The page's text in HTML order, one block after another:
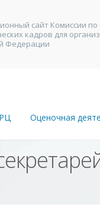
сайт Комиссии по
кадров для
Федерации
Оценочная